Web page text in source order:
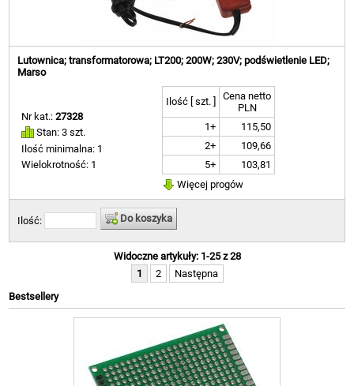
Lutownica; transformatorowa; LT200; 200W; 230V; podświetlenie LED;
Marso
Nr kat.:27328
Stan: 3 szt.
Ilość minimalna: 1
Wielokrotność: 1
Ilość [ szt. ]
Cena netto
PLN
1+
115,50
2+
109,66
5+
103,81
Więcej progów
Ilość: Do koszyka
Widoczne artykuły: 1-25 z 28
1
2
Następna
Bestsellery